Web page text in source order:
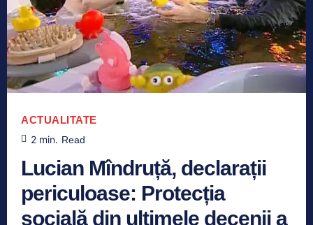
ACTUALITATE
2 min. Read
Lucian Mîndruță, declarații
periculoase: Protecția
socială din ultimele decenii a